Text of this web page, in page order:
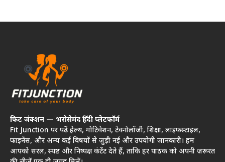
फिट जंक्शन — भरोसेमंद हिंदी प्लेटफॉर्म
Fit Junction पर पढ़ें हेल्थ, मोटिवेशन, टेक्नोलॉजी, शिक्षा, लाइफस्टाइल,
फाइनेंस, और अन्य कई विषयों से जुड़ी नई और उपयोगी जानकारी। हम
आपको सरल, स्पष्ट और निष्पक्ष कंटेंट देते हैं, ताकि हर पाठक को अपनी ज़रूरत